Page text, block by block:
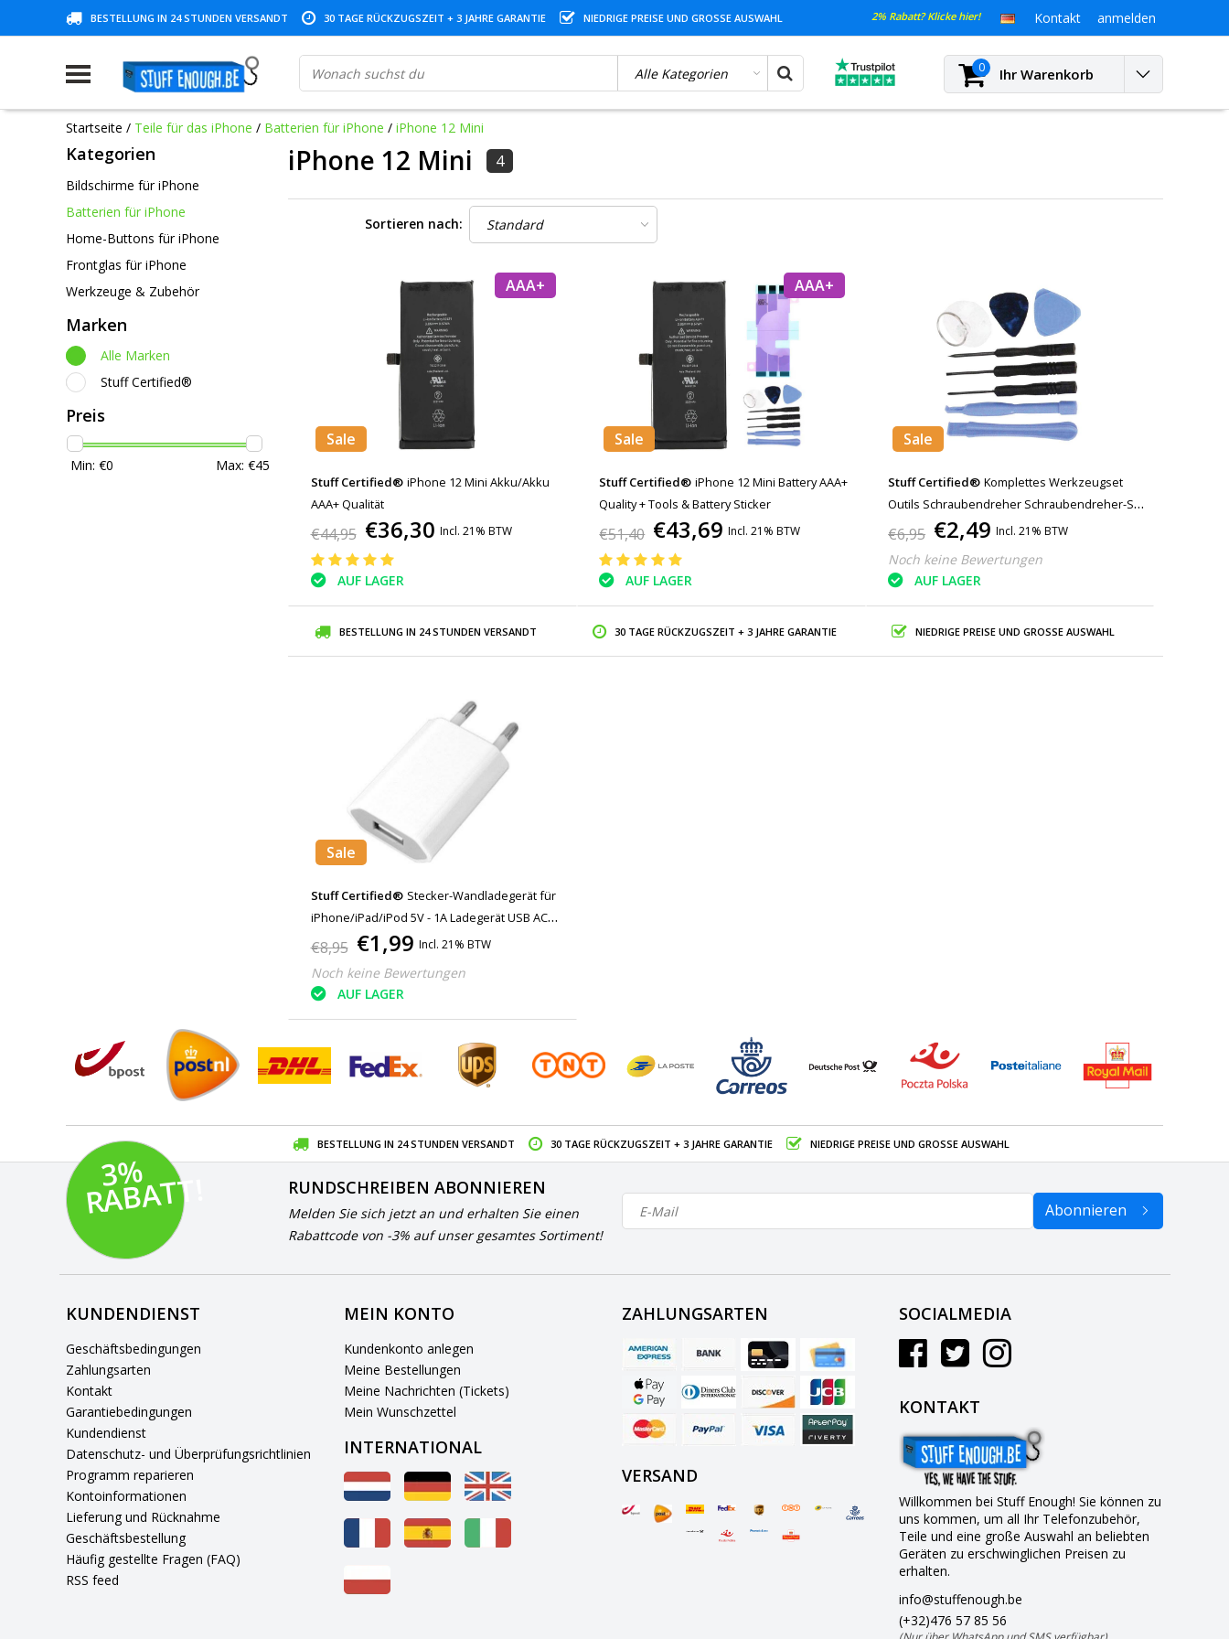
BESTELLUNG IN 24 STUNDEN VERSANDT 30 TAGE RÜCKZUGSZEIT + 3 JAHRE GARANTIE NIEDRIGE PREISE UND GROSSE AUSWAHL 2% Rabatt? Klicke hier! Kontakt anmelden
0 Ihr Warenkorb
Startseite / Teile für das iPhone / Batterien für iPhone / iPhone 12 Mini
Kategorien
Bildschirme für iPhone
Batterien für iPhone
Home-Buttons für iPhone
Frontglas für iPhone
Werkzeuge & Zubehör
Marken
Alle Marken
Stuff Certified®
Preis
Min: €0 Max: €45
iPhone 12 Mini 4
Sortieren nach:
AAA+
Sale
Stuff Certified® iPhone 12 Mini Akku/Akku
AAA+ Qualität
€44,95 €36,30 Incl. 21% BTW
AUF LAGER
AAA+
Sale
Stuff Certified® iPhone 12 Mini Battery AAA+
Quality + Tools & Battery Sticker
€51,40 €43,69 Incl. 21% BTW
AUF LAGER
Sale
Stuff Certified® Komplettes Werkzeugset
Outils Schraubendreher Schraubendreher-Set
- Für Apple iPhone 4 5 6 7 8 X 11 12 13 14 15
€6,95 €2,49 Incl. 21% BTW
Noch keine Bewertungen
AUF LAGER
BESTELLUNG IN 24 STUNDEN VERSANDT 30 TAGE RÜCKZUGSZEIT + 3 JAHRE GARANTIE NIEDRIGE PREISE UND GROSSE AUSWAHL
Sale
Stuff Certified® Stecker-Wandladegerät für
iPhone/iPad/iPod 5V - 1A Ladegerät USB AC
Home Weiß
€8,95 €1,99 Incl. 21% BTW
Noch keine Bewertungen
AUF LAGER
BESTELLUNG IN 24 STUNDEN VERSANDT 30 TAGE RÜCKZUGSZEIT + 3 JAHRE GARANTIE NIEDRIGE PREISE UND GROSSE AUSWAHL
3
%
R
A
B
A
T
T! RUNDSCHREIBEN ABONNIEREN
Melden Sie sich jetzt an und erhalten Sie einen
Rabattcode von -3% auf unser gesamtes Sortiment!
Abonnieren
KUNDENDIENST
Geschäftsbedingungen
Zahlungsarten
Kontakt
Garantiebedingungen
Kundendienst
Datenschutz- und Überprüfungsrichtlinien
Programm reparieren
Kontoinformationen
Lieferung und Rücknahme
Geschäftsbestellung
Häufig gestellte Fragen (FAQ)
RSS feed
MEIN KONTO
Kundenkonto anlegen
Meine Bestellungen
Meine Nachrichten (Tickets)
Mein Wunschzettel
INTERNATIONAL
ZAHLUNGSARTEN
VERSAND
SOCIALMEDIA
KONTAKT
Willkommen bei Stuff Enough! Sie können zu
uns kommen, um all Ihr Telefonzubehör,
Teile und eine große Auswahl an beliebten
Geräten zu erschwinglichen Preisen zu
erhalten.
info@stuffenough.be
(+32)476 57 85 56